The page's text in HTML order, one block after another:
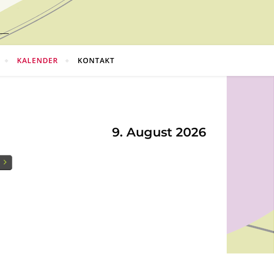
KALENDER KONTAKT
9. August 2026
Nächstes